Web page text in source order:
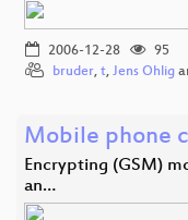
2006-12-28
95
bruder, t, Jens Ohlig
Mobile phone
Encrypting (GSM)
an…